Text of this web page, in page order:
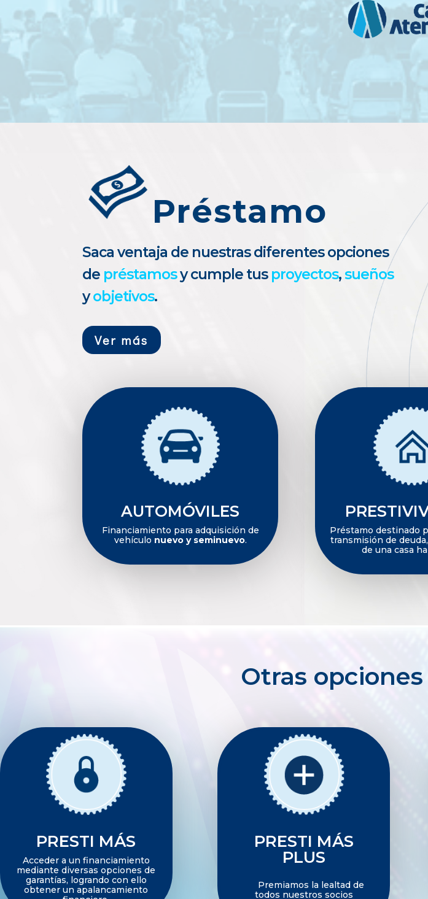
Préstamo
Saca ventaja de nuestras diferentes opciones
de préstamosy cumple tus proyectos,sueños
yobjetivos.
Ver más
AUTOMÓVILES
Financiamiento para adquisición de
vehículo nuevo y seminuevo.
Préstamo destinado
transmisión de
de una casa
Otras
PRESTI MÁS
Acceder a un financiamiento
mediante diversas opciones de
garantías, logrando con ello
obtener un apalancamiento
PRESTI MÁS
PLUS
Premiamos la lealtad de
todos nuestros socios